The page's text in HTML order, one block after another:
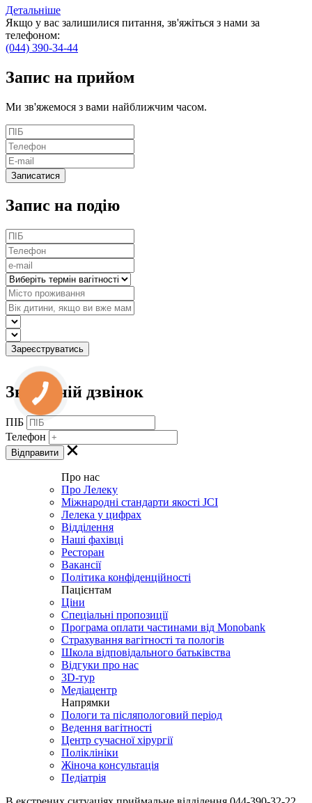
Детальніше
Якщо у вас залишилися питання, зв'яжіться з нами за
телефоном:
(044) 390-34-44
Запис на прийом
Ми зв'яжемося з вами найближчим часом.
Запис на подію
Зворотній дзвінок
ПІБ
Телефон
Про нас
Про Лелеку
Міжнародні стандарти якості JCI
Лелека у цифрах
Відділення
Наші фахівці
Ресторан
Вакансії
Політика конфіденційності
Пацієнтам
Ціни
Спеціальні пропозиції
Програма оплати частинами від Monobank
Страхування вагітності та пологів
Школа відповідального батьківства
Відгуки про нас
3D-тур
Медіацентр
Напрямки
Пологи та післяпологовий період
Ведення вагітності
Центр сучасної хірургії
Поліклініки
Жіноча консультація
Педіатрія